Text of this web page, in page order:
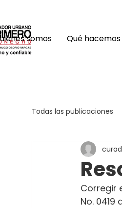
somos Qué hacemos
Todas las publicaciones
Corregir
No.